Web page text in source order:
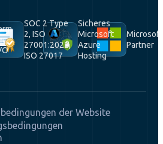
SOC 2 Type
2, ISO
27001:2022,
ISO 27017
Sicheres
Microsoft
Azure
Hosting
Partner
der Website